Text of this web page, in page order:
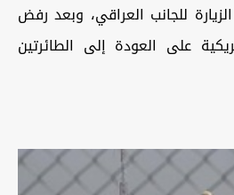
للجانب العراقي، وبعد رفض
على العودة إلى الطائرتين